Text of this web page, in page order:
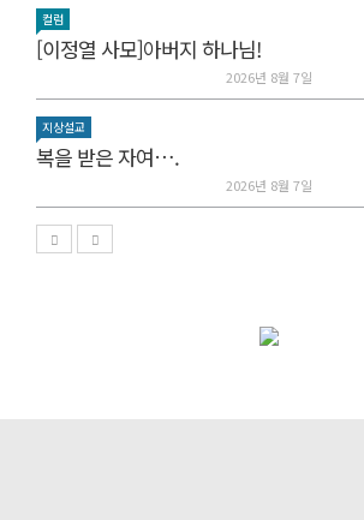
컬럼
[이정열 사모]아버지 하나님!
2026년 8월 7일
지상설교
복을 받은 자여….
2026년 8월 7일